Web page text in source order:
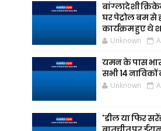
बांग्लादेशी
घर पेट्रोल बम
कार्यक्रम हुए थे
Unknown
यमन के पास
सभी 14
Unknown
'डील या फिर